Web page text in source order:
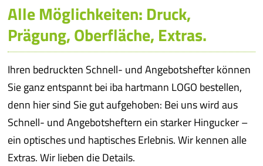
Alle Möglichkeiten: Druck,
Prägung, Oberfläche, Extras.
Ihren bedruckten Schnell- und Angebotshefter können
Sie ganz entspannt bei iba hartmann LOGO bestellen,
denn hier sind Sie gut aufgehoben: Bei uns wird aus
Schnell- und Angebotsheftern ein starker Hingucker –
ein optisches und haptisches Erlebnis. Wir kennen alle
Extras. Wir lieben die Details.